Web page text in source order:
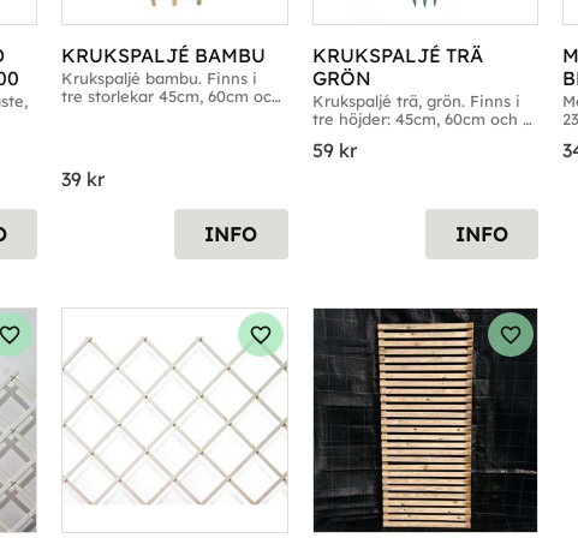
KRUKSPALJÉ BAMBU
Krukspaljé bambu. Finns i
tre storlekar 45cm, 60cm och
39kr
INFO
KRUKSPALJÉ TRÄ
GRÖN
Krukspaljé trä, grön. Finns i
tre höjder: 45cm, 60cm och
59kr
INFO
Lägg till i favoriter Lägg till i favoriter Lägg